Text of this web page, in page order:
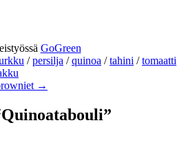
GoGreen
/persilja /quinoa /tahini /tomaatti
→